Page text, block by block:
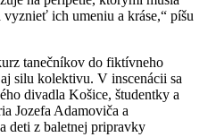
ich umeniu a kráse,“ píšu
tanečníkov do fiktívneho
silu kolektivu. V inscenácii sa
divadla Košice, študentky a
Jozefa Adamoviča a
deti z baletnej pripravky